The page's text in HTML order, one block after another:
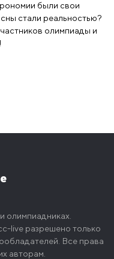
были свои
стали реальностью?
олимпиады и
олимпиадниках.
live разрешено только
Все права
авторам.